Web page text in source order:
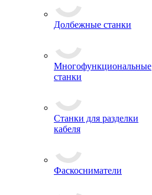
Долбежные станки
Многофункциональные
станки
Станки для разделки
кабеля
Фаскосниматели